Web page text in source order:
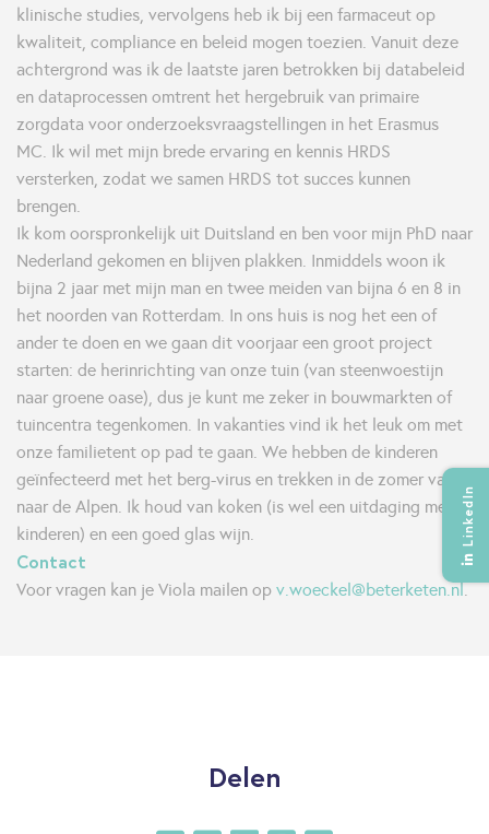
LinkedIn
klinische studies, vervolgens heb ik bij een farmaceut op
kwaliteit, compliance en beleid mogen toezien. Vanuit deze
achtergrond was ik de laatste jaren betrokken bij databeleid
en dataprocessen omtrent het hergebruik van primaire
zorgdata voor onderzoeksvraagstellingen in het Erasmus
MC. Ik wil met mijn brede ervaring en kennis HRDS
versterken, zodat we samen HRDS tot succes kunnen
brengen.
Ik kom oorspronkelijk uit Duitsland en ben voor mijn PhD naar
Nederland gekomen en blijven plakken. Inmiddels woon ik
bijna 2 jaar met mijn man en twee meiden van bijna 6 en 8 in
het noorden van Rotterdam. In ons huis is nog het een of
ander te doen en we gaan dit voorjaar een groot project
starten: de herinrichting van onze tuin (van steenwoestijn
naar groene oase), dus je kunt me zeker in bouwmarkten of
tuincentra tegenkomen. In vakanties vind ik het leuk om met
onze familietent op pad te gaan. We hebben de kinderen
geïnfecteerd met het berg-virus en trekken in de zomer vaak
naar de Alpen. Ik houd van koken (is wel een uitdaging met
kinderen) en een goed glas wijn.
Contact
Voor vragen kan je Viola mailen op v.woeckel@beterketen.nl .
Delen